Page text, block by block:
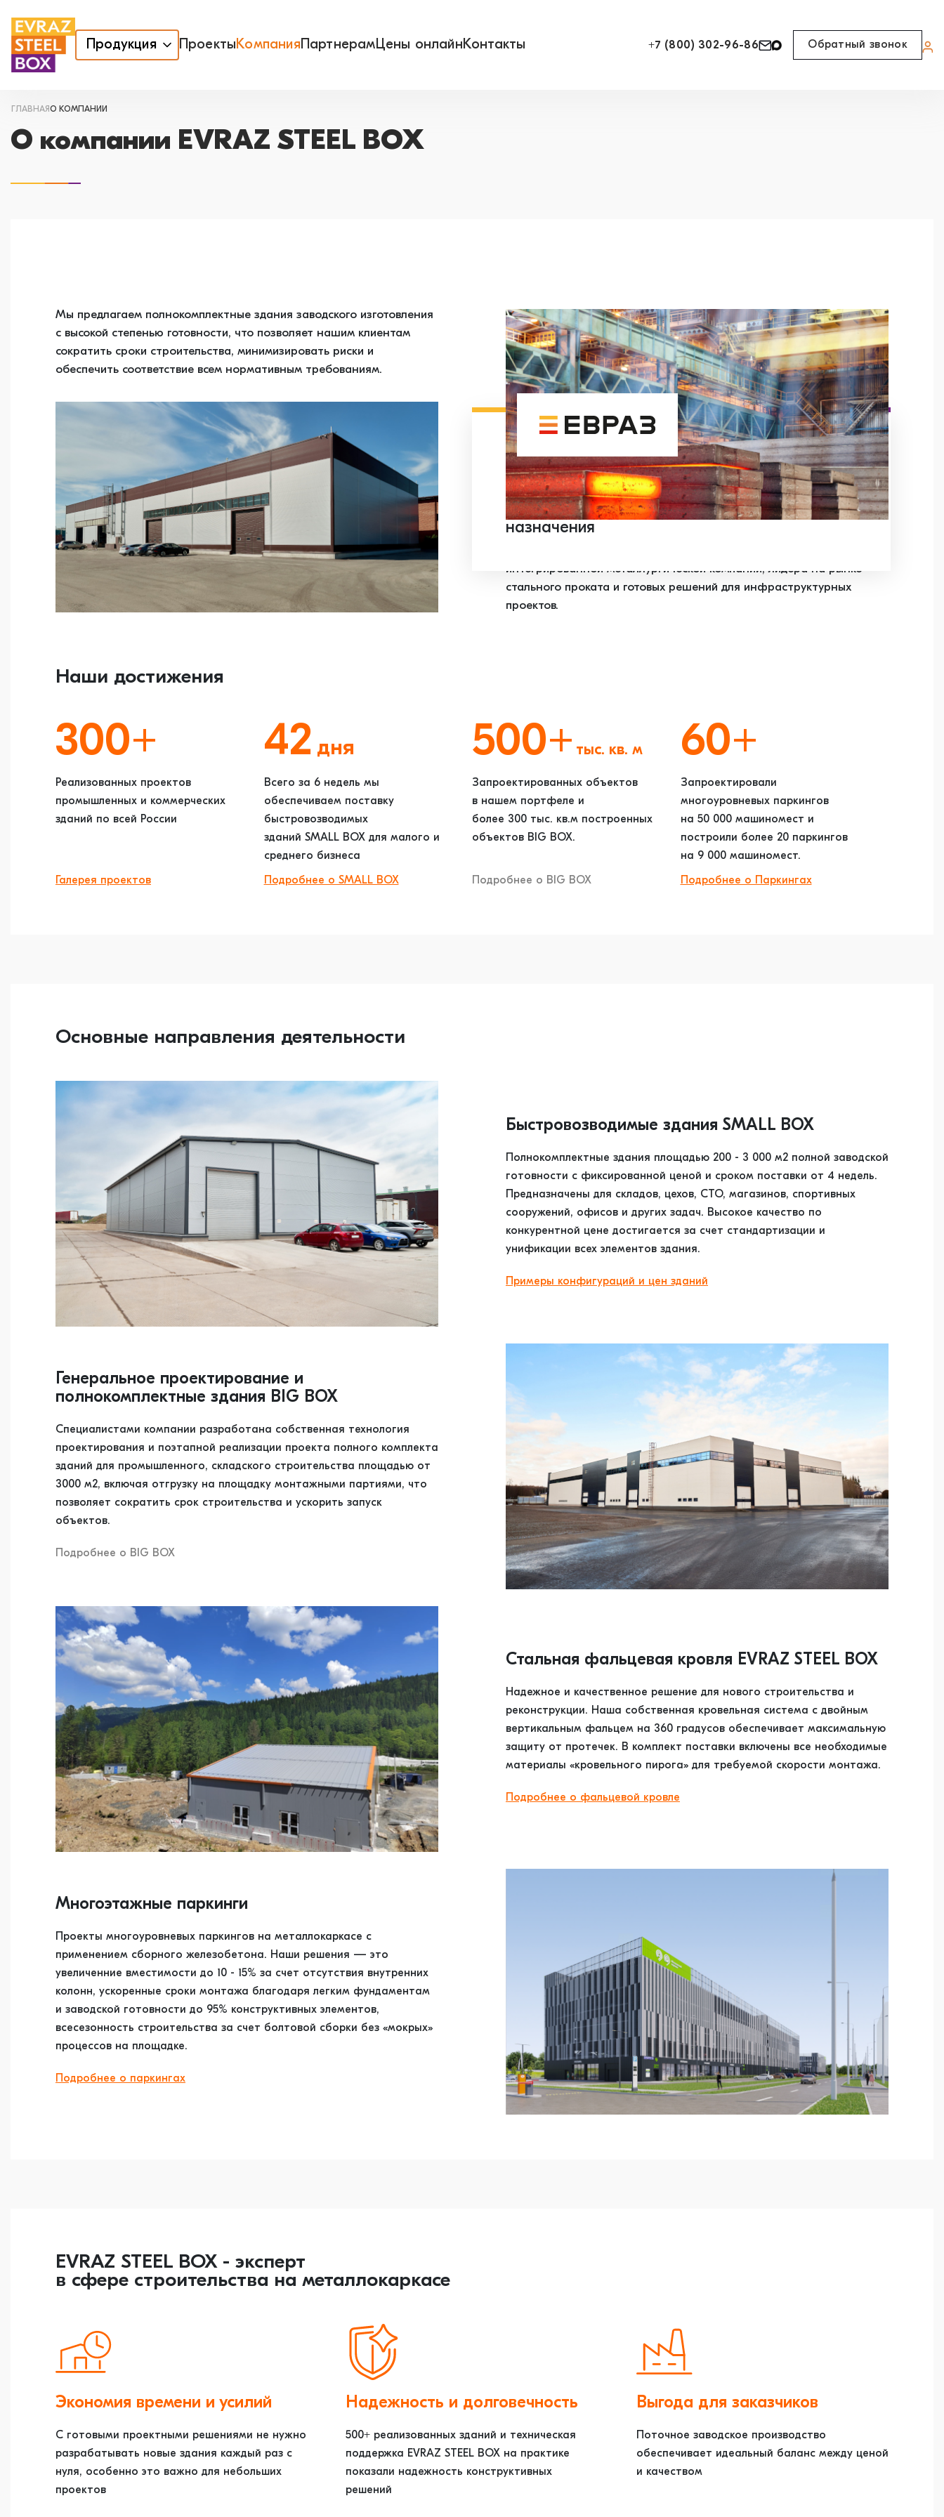
Продукция ПроектыКомпанияПартнерамЦены онлайнКонтакты +7 (800) 302-96-86 Обратный звонок
ГЛАВНАЯО КОМПАНИИ
О компании EVRAZ STEEL BOX
ЕВРАЗ СТИЛ БОКС специализируется
на проектировании и поставке зданий
и кровельных систем для проектов
промышленного и коммерческого
назначения
Мы предлагаем полнокомплектные здания заводского изготовления
с высокой степенью готовности, что позволяет нашим клиентам
сократить сроки строительства, минимизировать риски и
обеспечить соответствие всем нормативным требованиям.
интегрированной металлургической компании, лидера на рынке
стального проката и готовых решений для инфраструктурных
проектов.
Наши достижения
300+
Реализованных проектов
промышленных и коммерческих
зданий по всей России
Галерея проектов
42дня
Всего за 6 недель мы
обеспечиваем поставку
быстровозводимых
зданий SMALL BOX для малого и
среднего бизнеса
Подробнее о SMALL BOX
500+тыс. кв. м
Запроектированных объектов
в нашем портфеле и
более 300 тыс. кв.м построенных
объектов BIG BOX.
Подробнее о BIG BOX
60+
Запроектировали
многоуровневых паркингов
на 50 000 машиномест и
построили более 20 паркингов
на 9 000 машиномест.
Подробнее о Паркингах
Основные направления деятельности
Быстровозводимые здания SMALL BOX
Полнокомплектные здания площадью 200 - 3 000 м2 полной заводской
готовности с фиксированной ценой и сроком поставки от 4 недель.
Предназначены для складов, цехов, СТО, магазинов, спортивных
сооружений, офисов и других задач. Высокое качество по
конкурентной цене достигается за счет стандартизации и
унификации всех элементов здания.
Примеры конфигураций и цен зданий
Генеральное проектирование и
полнокомплектные здания BIG ВОХ
Специалистами компании разработана собственная технология
проектирования и поэтапной реализации проекта полного комплекта
зданий для промышленного, складского строительства площадью от
3000 м2, включая отгрузку на площадку монтажными партиями, что
позволяет сократить срок строительства и ускорить запуск
объектов.
Подробнее о BIG ВОХ
Стальная фальцевая кровля EVRAZ STEEL ВОХ
Надежное и качественное решение для нового строительства и
реконструкции. Наша собственная кровельная система с двойным
вертикальным фальцем на 360 градусов обеспечивает максимальную
защиту от протечек. В комплект поставки включены все необходимые
материалы «кровельного пирога» для требуемой скорости монтажа.
Подробнее о фальцевой кровле
Многоэтажные паркинги
Проекты многоуровневых паркингов на металлокаркасе с
применением сборного железобетона. Наши решения — это
увеличенние вместимости до 10 - 15% за счет отсутствия внутренних
колонн, ускоренные сроки монтажа благодаря легким фундаментам
и заводской готовности до 95% конструктивных элементов,
всесезонность строительства за счет болтовой сборки без «мокрых»
процессов на площадке.
Подробнее о паркингах
EVRAZ STEEL BOX - эксперт
в сфере строительства на металлокаркасе
Экономия времени и усилий
С готовыми проектными решениями не нужно
разрабатывать новые здания каждый раз с
нуля, особенно это важно для небольших
проектов
Надежность и долговечность
500+ реализованных зданий и техническая
поддержка EVRAZ STEEL ВОХ на практике
показали надежность конструктивных
решений
Выгода для заказчиков
Поточное заводское производство
обеспечивает идеальный баланс между ценой
и качеством